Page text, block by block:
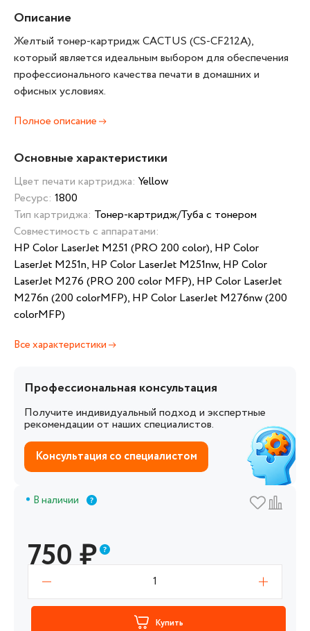
Описание
Желтый тонер-картридж CACTUS (CS-CF212A),
который является идеальным выбором для обеспечения
профессионального качества печати в домашних и
офисных условиях.
Полное описание
Основные характеристики
Цвет печати картриджа: Yellow
Ресурс: 1800
Тип картриджа: Тонер-картридж/Туба с тонером
Совместимость с аппаратами:
HP Color LaserJet M251 (PRO 200 color), HP Color
LaserJet M251n, HP Color LaserJet M251nw, HP Color
LaserJet M276 (PRO 200 color MFP), HP Color LaserJet
M276n (200 colorMFP), HP Color LaserJet M276nw (200
colorMFP)
Все характеристики
Профессиональная консультация
Получите индивидуальный подход и экспертные
рекомендации от наших специалистов.
Консультация со специалистом
В наличии
750₽
1
Купить